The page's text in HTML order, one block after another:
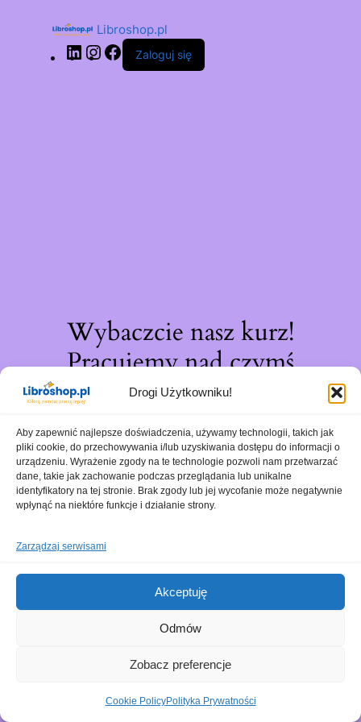
Drogi Użytkowniku!
Aby zapewnić najlepsze doświadczenia, używamy technologii, takich jak
pliki cookie, do przechowywania i/lub uzyskiwania dostępu do informacji o
urządzeniu. Wyrażenie zgody na te technologie pozwoli nam przetwarzać
dane, takie jak zachowanie podczas przeglądania lub unikalne
identyfikatory na tej stronie. Brak zgody lub jej wycofanie może negatywnie
wpłynąć na niektóre funkcje i działanie strony.
Zarządzaj serwisami
Akceptuję
Odmów
Zobacz preferencje
Cookie PolicyPolityka Prywatności
Libroshop.pl
Zaloguj się
Wybaczcie nasz kurz!
Pracujemy nad czymś
niesamowitym – sprawdź
wkrótce!